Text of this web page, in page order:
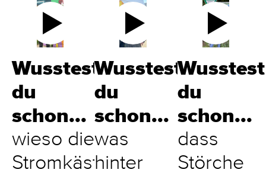
Wusstest
du
schon...
wieso die
Stromkästen
Wusstest
du
schon...
was
hinter
Wusstest
du
schon...
dass
Störche